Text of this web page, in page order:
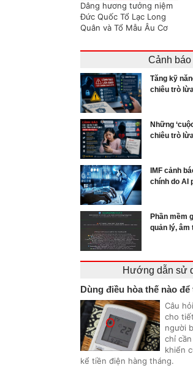
Dâng hương tưởng niệm
Đức Quốc Tổ Lạc Long
Quân và Tổ Mẫu Âu Cơ
Cảnh
Tăng kỹ
chiêu trò
Những
chiêu trò
IMF cảnh
chính do AI
Phần mềm
quản lý, âm
Hướng dẫn sử
Dùng điều hòa thế nào
Câu
cho
người
chỉ
khiển
kể tiền điện hàng tháng.